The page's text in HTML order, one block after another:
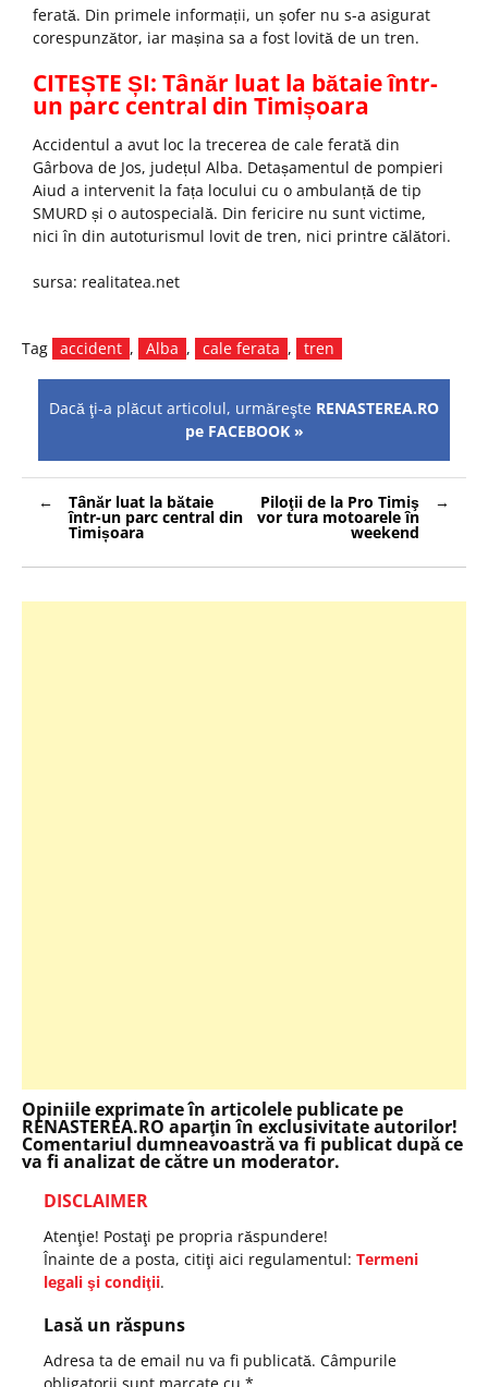
ferată. Din primele informații, un șofer nu s-a asigurat
corespunzător, iar mașina sa a fost lovită de un tren.
CITEȘTE ȘI: Tânăr luat la bătaie într-
un parc central din Timișoara
Accidentul a avut loc la trecerea de cale ferată din
Gârbova de Jos, județul Alba. Detașamentul de pompieri
Aiud a intervenit la fața locului cu o ambulanță de tip
SMURD și o autospecială. Din fericire nu sunt victime,
nici în din autoturismul lovit de tren, nici printre călători.
sursa: realitatea.net
Tag accident , Alba , cale ferata , tren
Dacă ţi-a plăcut articolul, urmăreşte RENASTEREA.RO
pe FACEBOOK »
Navigare
în
articole
Tânăr luat la bătaie
într-un parc central din
Timișoara
Piloţii de la Pro Timiş
vor tura motoarele în
weekend
Opiniile exprimate în articolele publicate pe
RENASTEREA.RO aparţin în exclusivitate autorilor!
Comentariul dumneavoastră va fi publicat după ce
va fi analizat de către un moderator.
DISCLAIMER
Atenţie! Postaţi pe propria răspundere!
Înainte de a posta, citiţi aici regulamentul: Termeni
legali şi condiţii.
Lasă un răspuns
Adresa ta de email nu va fi publicată. Câmpurile